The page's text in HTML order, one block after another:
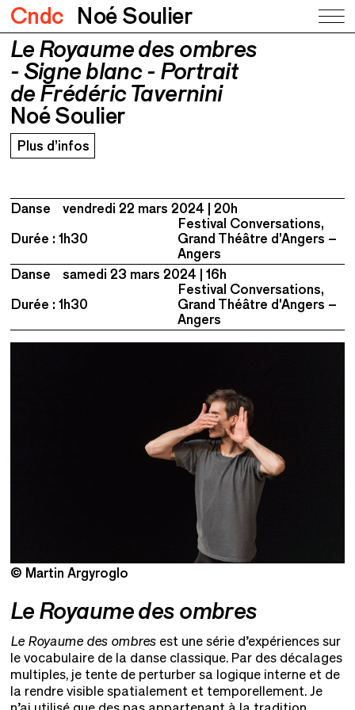
Cndc Noé Soulier
Le Royaume des ombres - Signe
blanc - Portrait de Frédéric Tavernini
Noé Soulier
Le Royaume des ombres
- Signe blanc - Portrait
de Frédéric Tavernini
Noé Soulier
Plus d’infos
Danse vendredi 22 mars 2024
20h
Durée : 1h30
Festival Conversations,
Grand Théâtre d'Angers –
Angers
Danse
samedi 23 mars 2024
16h
Durée : 1h30
Festival Conversations,
Grand Théâtre d'Angers –
Angers
© Martin Argyroglo
Le Royaume des ombres
Le Royaume des ombres est une série d’expériences sur
le vocabulaire de la danse classique. Par des décalages
multiples, je tente de perturber sa logique interne et de
la rendre visible spatialement et temporellement. Je